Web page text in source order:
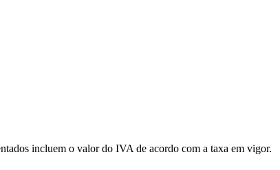
incluem o valor do IVA de acordo com a taxa em vigor.